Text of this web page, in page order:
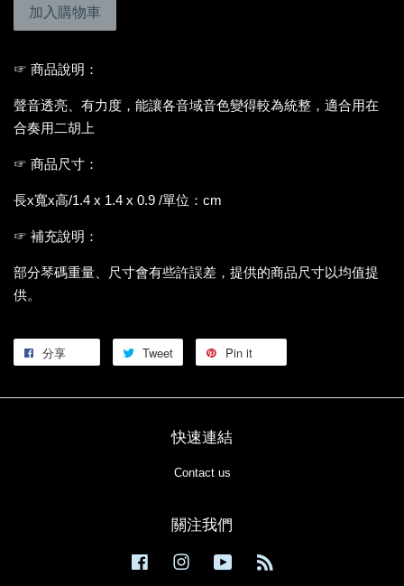
加入購物車
☞ 商品說明：
聲音透亮、有力度，能讓各音域音色變得較為統整，適合用在
合奏用二胡上
☞ 商品尺寸：
長x寬x高/1.4 x 1.4 x 0.9 /單位：cm
☞ 補充說明：
部分琴碼重量、尺寸會有些許誤差，提供的商品尺寸以均值提
供。
分享 Tweet Pin it
快速連結
Contact us
關注我們
Facebook Instagram YouTube